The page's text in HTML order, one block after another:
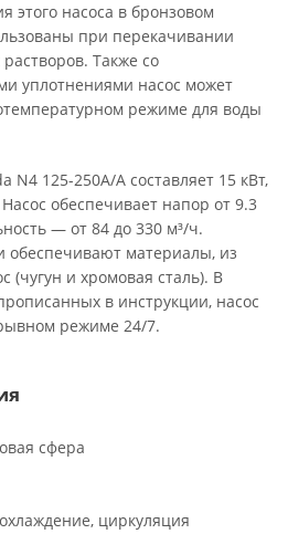
этого насоса в бронзовом
при перекачивании
Также со
уплотнениями насос может
режиме для воды
N4 125-250A/A составляет 15 кВт,
обеспечивает напор от 9.3
— от 84 до 330 м³/ч.
обеспечивают материалы, из
(чугун и хромовая сталь). В
в инструкции, насос
режиме 24/7.
сфера
циркуляция